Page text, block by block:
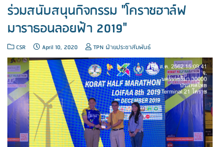
ร่วมสนับสนุนกิจกรรม "โคราชฮาล์ฟ
มาราธอนลอยฟ้า 2019"
CSR April 10, 2020 TPN ฝ่ายประชาสัมพันธ์